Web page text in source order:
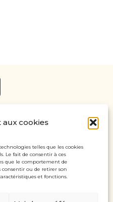
cookies
telles que les cookies
Le fait de consentir à ces
que le comportement de
consentir ou de retirer son
et fonctions.